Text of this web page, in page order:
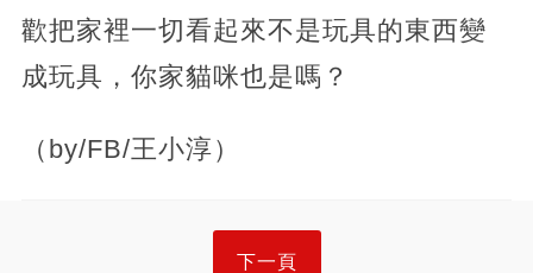
歡把家裡一切看起來不是玩具的東西變
成玩具，你家貓咪也是嗎？
（by/FB/王小淳）
下一頁